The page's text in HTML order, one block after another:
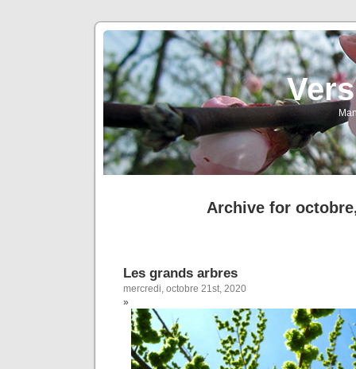
Archive for
Les grands arbres
mercredi, octobre 21st, 2020